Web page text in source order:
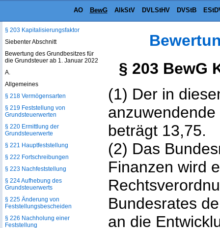
AO BewG AlkStV DVLStHV DVStB
§ 203 BewG
(1) Der in
beträgt 13,75.
(2) Das
Finanzen wird
Bundesrates
an die
§ 201 Ermittlung des Jahresertrags
§ 203 Kapitalisierungsfaktor
Siebenter Abschnitt
Bewertung des Grundbesitzes für
die Grundsteuer ab 1. Januar 2022
A.
Allgemeines
§ 218 Vermögensarten
§ 219 Feststellung von
Grundsteuerwerten
§ 220 Ermittlung der
Grundsteuerwerte
§ 221 Hauptfeststellung
§ 222 Fortschreibungen
§ 223 Nachfeststellung
§ 224 Aufhebung des
Grundsteuerwerts
§ 225 Änderung von
Feststellungsbescheiden
§ 226 Nachholung einer
Feststellung